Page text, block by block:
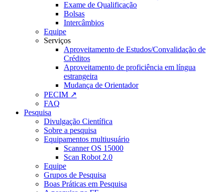
Exame de Qualificação
Bolsas
Intercâmbios
Equipe
Serviços
Aproveitamento de Estudos/Convalidação de
Créditos
Aproveitamento de proficiência em língua
estrangeira
Mudança de Orientador
PECIM ↗
FAQ
Pesquisa
Divulgação Científica
Sobre a pesquisa
Equipamentos multiusuário
Scanner OS 15000
Scan Robot 2.0
Equipe
Grupos de Pesquisa
Boas Práticas em Pesquisa